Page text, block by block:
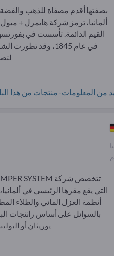
بصفتها أقدم مصفاة للذهب
ألمانيا، ترمز شركة هايمرل +
القيم الدائمة. تأسست في
في عام 1845، وقد تطورت
من المعلومات- منتجات من هذا
التي يقع مقرها الرئيسي في
أنظمة العزل المائي والطلاء
بالسوائل على أساس راتنجات
يوريثان أو